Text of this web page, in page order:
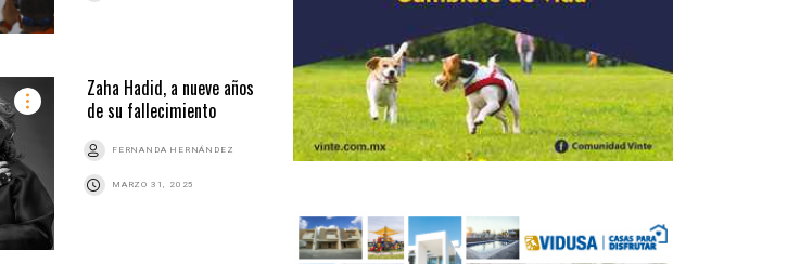
Zaha Hadid, a nueve años
de su fallecimiento
FERNANDA HERNÁNDEZ
MARZO 31, 2025